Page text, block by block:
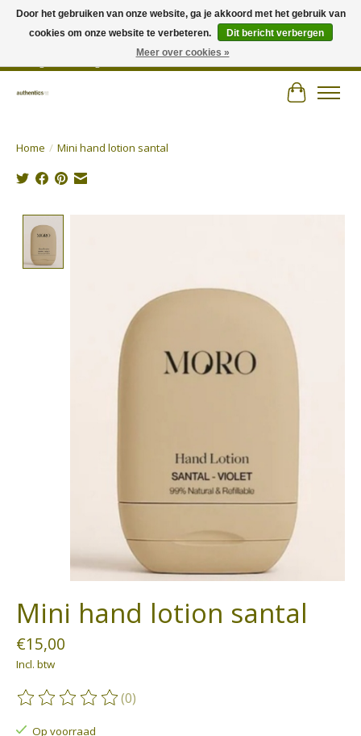
Wij hechten veel belang aan persoonlijk advies en zorgen voor jouw outfit! |
Authentics - Plezantstraat 22 - 9220 Hamme - Tel 052 25 67 00 - Open van
Home / Mini hand lotion santal
Mini hand lotion santal
€15,00
Incl. btw
De beoordeling van dit product is
(0)
Op voorraad
Door het gebruiken van onze website, ga je akkoord met het gebruik van
cookies om onze website te verbeteren.
Dit bericht verbergen
Meer over cookies »